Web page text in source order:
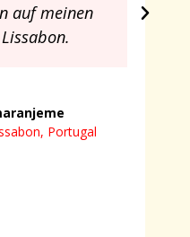
auf meinen
Portugal